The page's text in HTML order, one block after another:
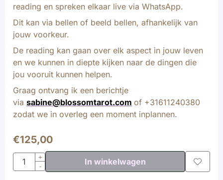
reading en spreken elkaar live via WhatsApp.
Dit kan via bellen of beeld bellen, afhankelijk van
jouw voorkeur.
De reading kan gaan over elk aspect in jouw leven
en we kunnen in diepte kijken naar de dingen die
jou vooruit kunnen helpen.
Graag ontvang ik een berichtje
via sabine@blossomtarot.com of +31611240380
zodat we in overleg een moment inplannen.
€125,00
Aantal
+
-
In winkelwagen